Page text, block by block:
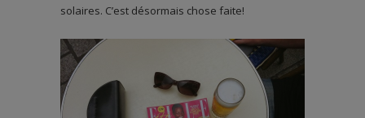
solaires. C’est désormais chose faite!